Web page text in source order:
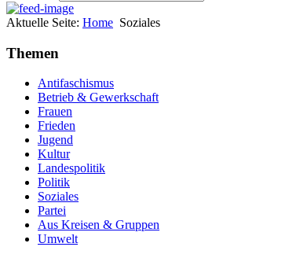
Aktuelle Seite: Home Soziales
Themen
Antifaschismus
Betrieb & Gewerkschaft
Frauen
Frieden
Jugend
Kultur
Landespolitik
Politik
Soziales
Partei
Aus Kreisen & Gruppen
Umwelt